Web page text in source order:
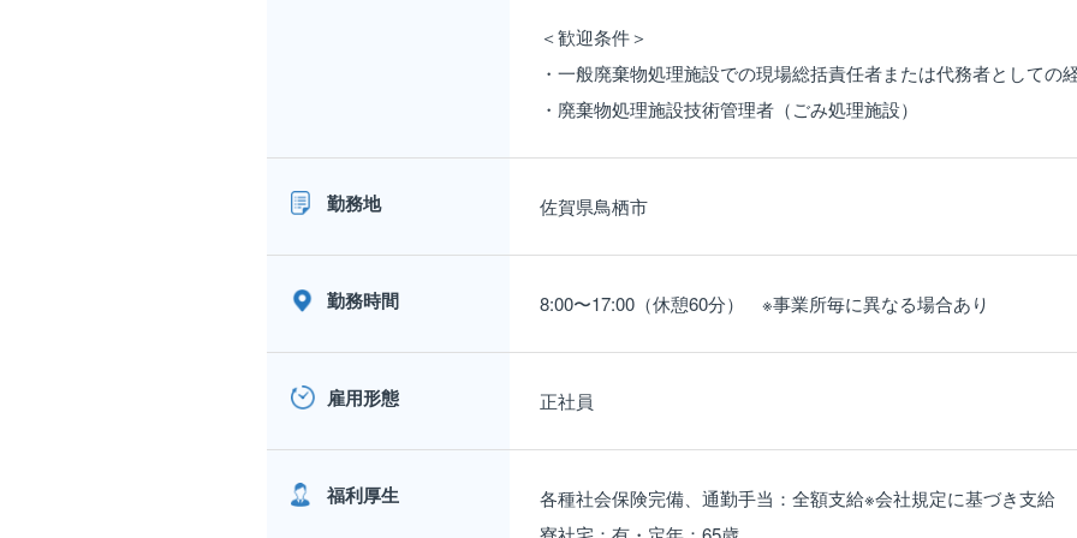
＜歓迎条件＞
・一般廃棄物処理施設での現場総括責任者または代務者としての
・廃棄物処理施設技術管理者（ごみ処理施設）
勤務地 佐賀県鳥栖市
勤務時間 8:00〜17:00（休憩60分） ※事業所毎に異なる場合あり
雇用形態 正社員
福利厚生
各種社会保険完備、通勤手当：全額支給※会社規定に基づき支給